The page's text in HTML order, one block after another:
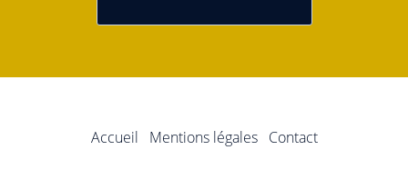
Accueil Mentions légales Contact